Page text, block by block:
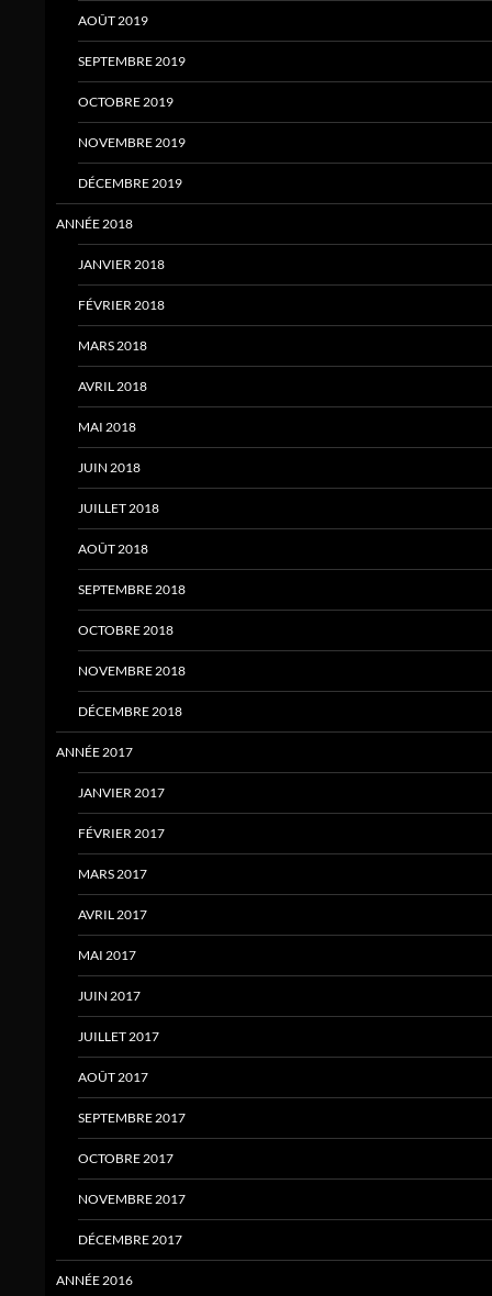
AOÛT 2019
SEPTEMBRE 2019
OCTOBRE 2019
NOVEMBRE 2019
DÉCEMBRE 2019
ANNÉE 2018
JANVIER 2018
FÉVRIER 2018
MARS 2018
AVRIL 2018
MAI 2018
JUIN 2018
JUILLET 2018
AOÛT 2018
SEPTEMBRE 2018
OCTOBRE 2018
NOVEMBRE 2018
DÉCEMBRE 2018
ANNÉE 2017
JANVIER 2017
FÉVRIER 2017
MARS 2017
AVRIL 2017
MAI 2017
JUIN 2017
JUILLET 2017
AOÛT 2017
SEPTEMBRE 2017
OCTOBRE 2017
NOVEMBRE 2017
DÉCEMBRE 2017
ANNÉE 2016